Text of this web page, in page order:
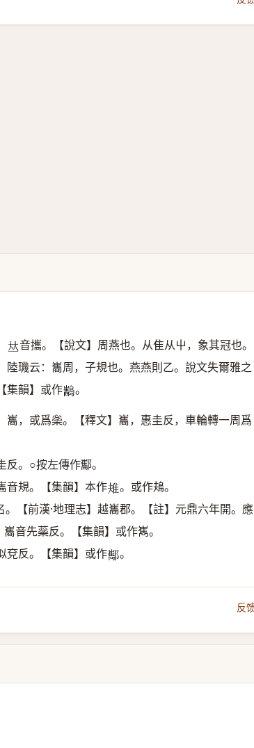
𠀤音攜。【說文】周燕也。从隹从屮，象其冠也。
璣云：巂周，子規也。燕燕則乙。說文失爾雅之
集韻】或作𪈥 。
巂，或爲橤。【釋文】巂，惠圭反，車輪轉一周爲
。○按左傳作酅。
音規。【集韻】本作𨾚 。或作鳺。
。【前漢·地理志】越巂郡。【註】元鼎六年開。應
音先蘂反。【集韻】或作嶲。
兗反。【集韻】或作𨟎 。
反